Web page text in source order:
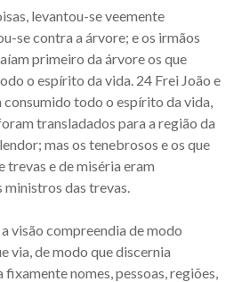
levantou-se veemente
se contra a árvore; e os irmãos
primeiro da árvore os que
o espírito da vida. 24 Frei João e
consumido todo o es­pírito da vida,
transladados para a re­gião da
mas os tenebrosos e os que
trevas e de miséria eram
das trevas.
visão compreendia de modo
via, de modo que discernia
nomes, pessoas, regiões,